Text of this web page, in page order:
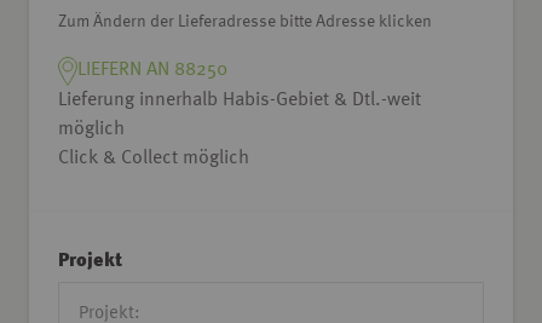
Zum Ändern der Lieferadresse bitte Adresse klicken
LIEFERN AN 88250
Lieferung innerhalb Habis-Gebiet & Dtl.-weit
möglich
Click & Collect möglich
Projekt